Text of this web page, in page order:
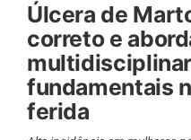
Úlcera de
correto e
fundamentais
ferida